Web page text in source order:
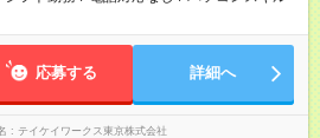
応募する 詳細へ
テイケイワークス東京株式会社